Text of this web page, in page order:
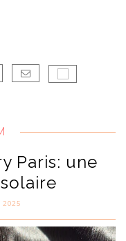
Paris: une
2025